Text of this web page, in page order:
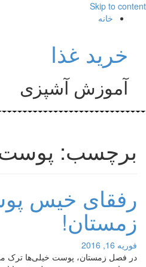
Skip to content
خانه
خرید غذا
آموزش آشپزی
برچسب:
رفقای خیس
زمستان!
فوریه 16, 2016
در فصل زمستان، پوست‌ خیلی‌ها ترک